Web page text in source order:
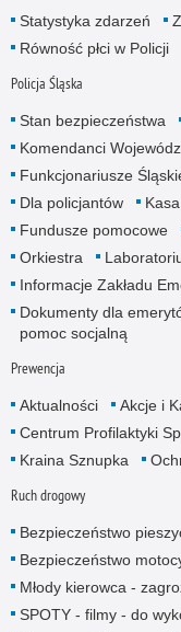
Statystyka zdarzeń
Równość płci w Policji
Policja Śląska
Stan bezpieczeństwa
Komendanci
Funkcjonariusze
Dla policjantów
Fundusze pomocowe
Orkiestra
Informacje Zakładu
Dokumenty dla
pomoc socjalną
Prewencja
Aktualności
Akcje i
Centrum Profilaktyki
Kraina Sznupka
Ruch drogowy
Bezpieczeństwo
Bezpieczeństwo
Młody kierowca -
SPOTY - filmy - do